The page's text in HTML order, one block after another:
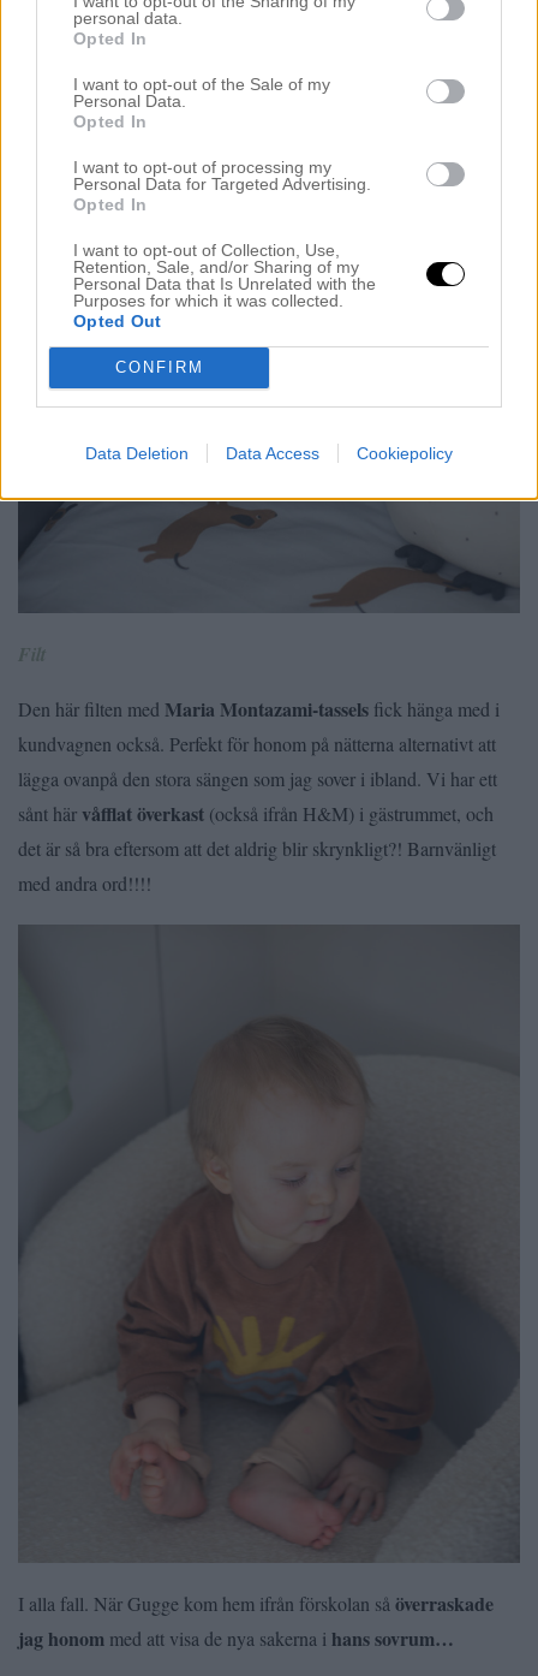
personal data.
Opted In
I want to opt-out of the Sale of my
Personal Data.
Opted In
I want to opt-out of processing my
Personal Data for Targeted Advertising.
Opted In
I want to opt-out of Collection, Use,
Retention, Sale, and/or Sharing of my
Personal Data that Is Unrelated with the
Purposes for which it was collected.
Opted Out
CONFIRM
Data Deletion Data Access Cookiepolicy
Filt
Den här filten med Maria Montazami-tassels fick hänga med i
kundvagnen också. Perfekt för honom på nätterna alternativt att
lägga ovanpå den stora sängen som jag sover i ibland. Vi har ett
sånt här våfflat överkast (också ifrån H&M) i gästrummet, och
det är så bra eftersom att det aldrig blir skrynkligt?! Barnvänligt
med andra ord!!!!
I alla fall. När Gugge kom hem ifrån förskolan så överraskade
jag honom med att visa de nya sakerna i hans sovrum…